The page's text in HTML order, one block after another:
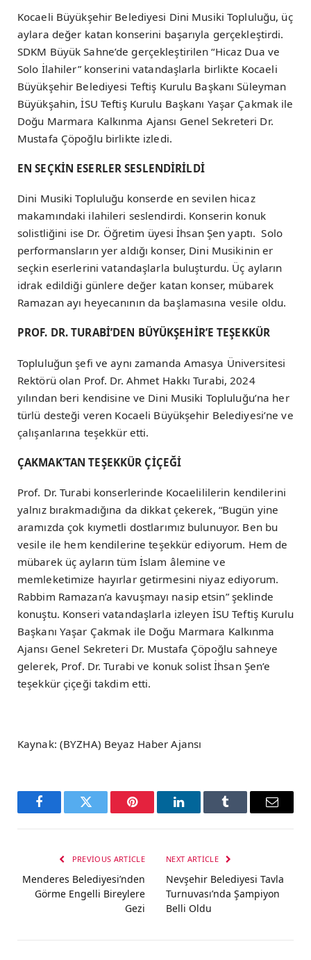
Kocaeli Büyükşehir Belediyesi Dini Musiki Topluluğu, üç
aylara değer katan konserini başarıyla gerçekleştirdi.
SDKM Büyük Sahne’de gerçekleştirilen “Hicaz Dua ve
Solo İlahiler” konserini vatandaşlarla birlikte Kocaeli
Büyükşehir Belediyesi Teftiş Kurulu Başkanı Süleyman
Büyükşahin, İSU Teftiş Kurulu Başkanı Yaşar Çakmak ile
Doğu Marmara Kalkınma Ajansı Genel Sekreteri Dr.
Mustafa Çöpoğlu birlikte izledi.
EN SEÇKİN ESERLER SESLENDİRİLDİ
Dini Musiki Topluluğu konserde en sevilen hicaz
makamındaki ilahileri seslendirdi. Konserin konuk
solistliğini ise Dr. Öğretim üyesi İhsan Şen yaptı. Solo
performansların yer aldığı konser, Dini Musikinin er
seçkin eserlerini vatandaşlarla buluşturdu. Üç ayların
idrak edildiği günlere değer katan konser, mübarek
Ramazan ayı heyecanının da başlamasına vesile oldu.
PROF. DR. TURABİ’DEN BÜYÜKŞEHİR’E TEŞEKKÜR
Topluluğun şefi ve aynı zamanda Amasya Üniversitesi
Rektörü olan Prof. Dr. Ahmet Hakkı Turabi, 2024
yılından beri kendisine ve Dini Musiki Topluluğu’na her
türlü desteği veren Kocaeli Büyükşehir Belediyesi’ne ve
çalışanlarına teşekkür etti.
ÇAKMAK’TAN TEŞEKKÜR ÇİÇEĞİ
Prof. Dr. Turabi konserlerinde Kocaelililerin kendilerini
yalnız bırakmadığına da dikkat çekerek, “Bugün yine
aramızda çok kıymetli dostlarımız bulunuyor. Ben bu
vesile ile hem kendilerine teşekkür ediyorum. Hem de
mübarek üç ayların tüm İslam âlemine ve
memleketimize hayırlar getirmesini niyaz ediyorum.
Rabbim Ramazan’a kavuşmayı nasip etsin” şeklinde
konuştu. Konseri vatandaşlarla izleyen İSU Teftiş Kurulu
Başkanı Yaşar Çakmak ile Doğu Marmara Kalkınma
Ajansı Genel Sekreteri Dr. Mustafa Çöpoğlu sahneye
gelerek, Prof. Dr. Turabi ve konuk solist İhsan Şen’e
teşekkür çiçeği takdim etti.
Kaynak: (BYZHA) Beyaz Haber Ajansı
FacebookTwitter Pinterest LinkedInTumblr Email
PREVIOUS ARTICLE
Menderes Belediyesi’nden
Görme Engelli Bireylere
Gezi
NEXT ARTICLE
Nevşehir Belediyesi Tavla
Turnuvası’nda Şampiyon
Belli Oldu